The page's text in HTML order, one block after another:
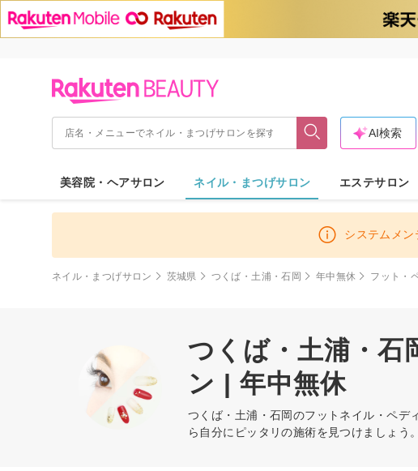
AI検索
美容院・ヘアサロン ネイル・まつげサロン エステサロン
システムメ
ネイル・まつげサロン 茨城県 つくば・土浦・石岡 年中無休 フット・
つくば・土浦・石
ン | 年中無休
つくば・土浦・石岡のフットネイル・ペデ
ら自分にピッタリの施術を見つけましょう